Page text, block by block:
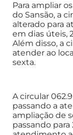
Para ampliar
do Sansão, a
alterado para
em dias úteis,
Além disso, a
atender ao
sexta.
A circular
passando a
ampliação de
passando